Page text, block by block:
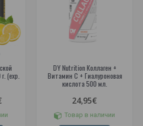
(exp.
DY Nutrition Коллаген +
Витамин С + Гиалуроновая
кислота 500 мл.
24,95€
Товар в наличии